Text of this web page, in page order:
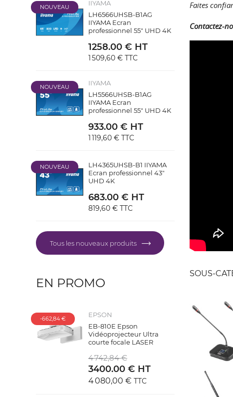
NOUVEAU
IIYAMA
LH6566UHSB-B1AG
IIYAMA Ecran
professionnel 55" UHD 4K
1258.00 € HT
1 509,60 € TTC
NOUVEAU
IIYAMA
LH5566UHSB-B1AG
IIYAMA Ecran
professionnel 55" UHD 4K
933.00 € HT
1 119,60 € TTC
NOUVEAU
LH4365UHSB-B1 IIYAMA
Ecran professionnel 43"
UHD 4K
683.00 € HT
819,60 € TTC
Tous les nouveaux produits
EN PROMO
-662,84 €
EPSON
EB-810E Epson
Vidéoprojecteur Ultra
courte focale LASER
4 742,84 €
3400.00 € HT
4 080,00 € TTC
Faites
Contactez-
SOUS-